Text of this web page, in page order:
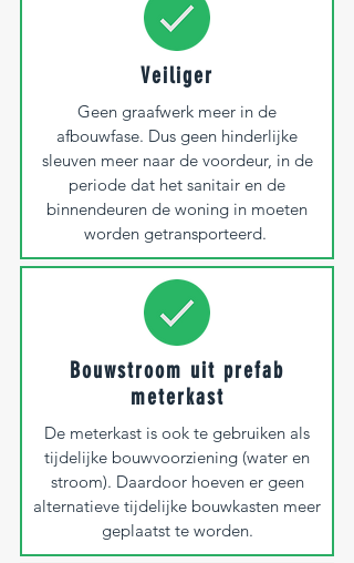
Geen graafwerk meer in de
afbouwfase. Dus geen hinderlijke
sleuven meer naar de voordeur, in de
periode dat het sanitair en de
binnendeuren de woning in moeten
worden getransporteerd.
Veiliger
De meterkast is ook te gebruiken als
tijdelijke bouwvoorziening (water en
stroom). Daardoor hoeven er geen
alternatieve tijdelijke bouwkasten meer
geplaatst te worden.
Bouwstroom uit prefab
meterkast